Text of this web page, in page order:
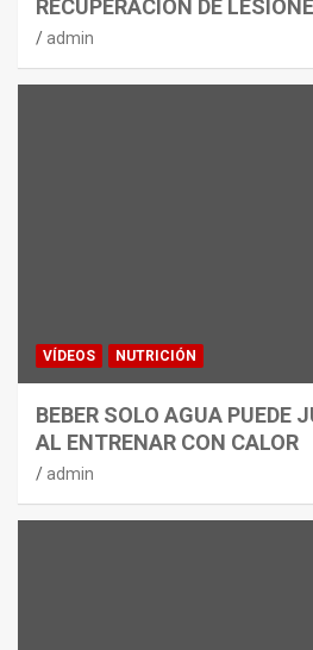
RECUPERACIÓN DE
admin
VÍDEOS NUTRICIÓN
BEBER SOLO AGUA PUEDE
AL ENTRENAR CON CALOR
admin